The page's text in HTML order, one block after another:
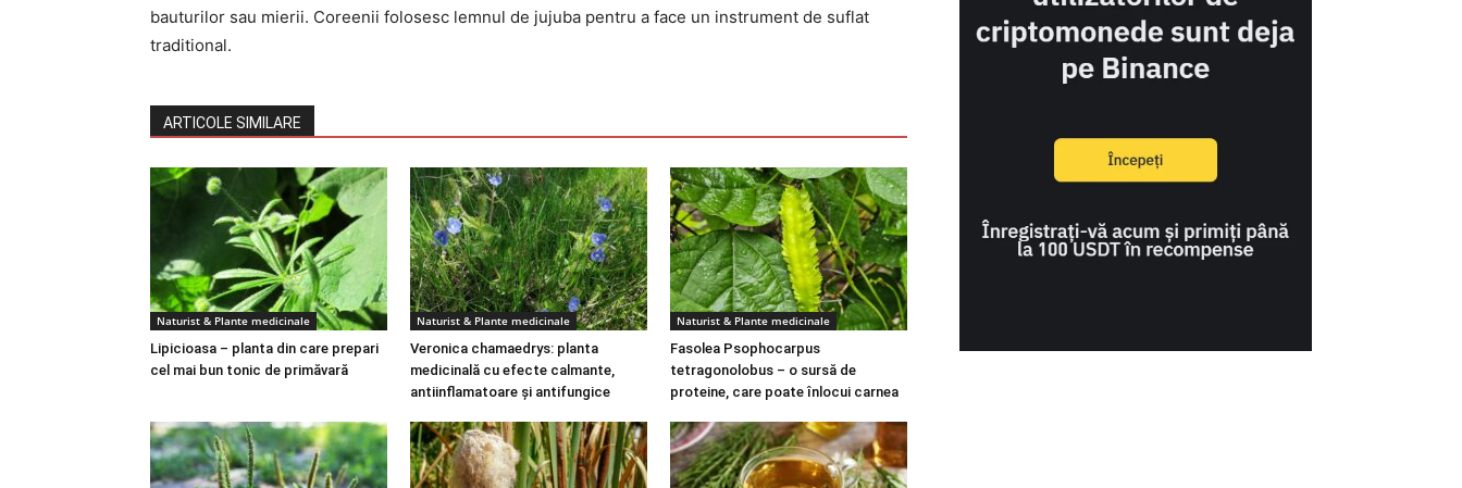
bauturilor sau mierii. Coreenii folosesc lemnul de jujuba pentru a face un instrument de suflat
traditional.
ARTICOLE SIMILARE
Naturist & Plante medicinale
Lipicioasa – planta din care prepari
cel mai bun tonic de primăvară
Naturist & Plante medicinale
Veronica chamaedrys: planta
medicinală cu efecte calmante,
antiinflamatoare și antifungice
Naturist & Plante medicinale
Fasolea Psophocarpus
tetragonolobus – o sursă de
proteine, care poate înlocui carnea